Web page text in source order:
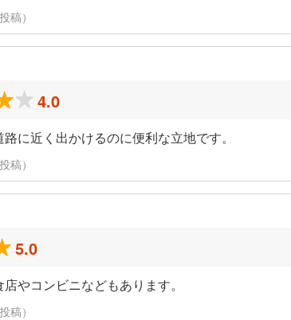
稿）
4.0
に近く出かけるのに便利な立地です。
稿）
5.0
やコンビニなどもあります。
稿）